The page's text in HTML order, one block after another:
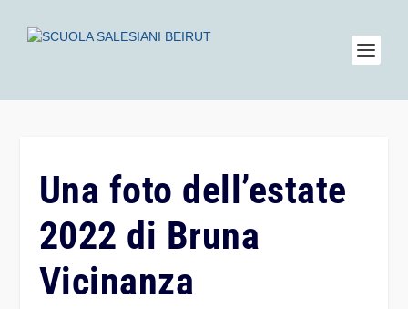
Una foto dell’estate
2022 di Bruna
Vicinanza